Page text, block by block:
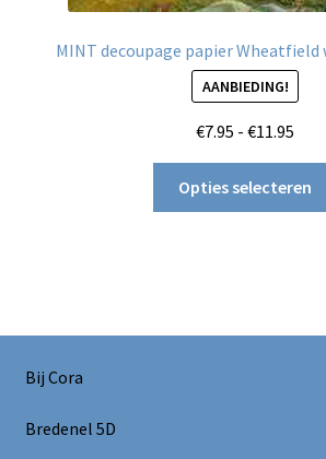
MINT decoupage papier Wheatfield
AANBIEDING!
€7.95 - €11.95
tot
Opties selecteren
Bij Cora
Bredenel 5D